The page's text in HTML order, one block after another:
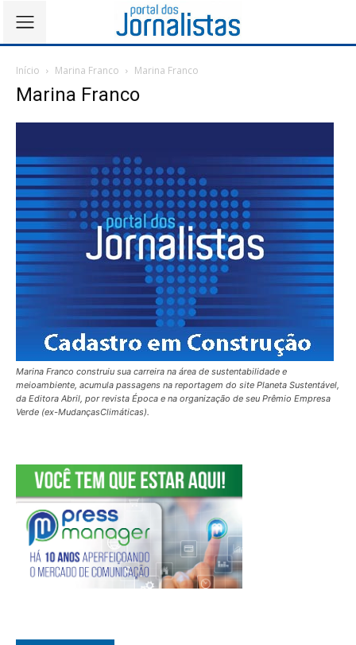
Início Marina Franco Marina Franco
Marina Franco
Marina Franco construiu sua carreira na área de sustentabilidade e
meioambiente, acumula passagens na reportagem do site Planeta Sustentável,
da Editora Abril, por revista Época e na organização de seu Prêmio Empresa
Verde (ex-MudançasClimáticas).